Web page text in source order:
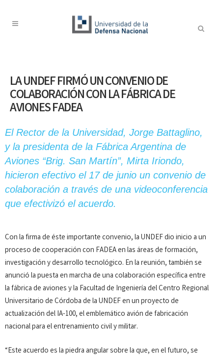
LA UNDEF FIRMÓ UN CONVENIO DE
COLABORACIÓN CON LA FÁBRICA DE
AVIONES FADEA
El Rector de la Universidad, Jorge Battaglino,
y la presidenta de la Fábrica Argentina de
Aviones “Brig. San Martín”, Mirta Iriondo,
hicieron efectivo el 17 de junio un convenio de
colaboración a través de una videoconferencia
que efectivizó el acuerdo.
Con la firma de éste importante convenio, la UNDEF dio inicio a un
proceso de cooperación con FADEA en las áreas de formación,
investigación y desarrollo tecnológico. En la reunión, también se
anunció la puesta en marcha de una colaboración específica entre
la fábrica de aviones y la Facultad de Ingeniería del Centro Regional
Universitario de Córdoba de la UNDEF en un proyecto de
actualización del IA-100, el emblemático avión de fabricación
nacional para el entrenamiento civil y militar.
“Este acuerdo es la piedra angular sobre la que, en el futuro, se